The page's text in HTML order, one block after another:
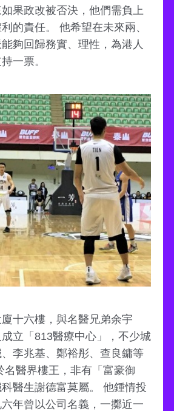
果政改被否決，他們需負上
的責任。 他希望在未來兩、
夠回歸務實、理性，為港人
一票。
十六樓，與名醫兄弟余宇
立「813醫療中心」，不少城
李兆基、鄭裕彤、查良鏞等
名醫界樓王，非有「富豪御
醫生謝德富莫屬。 他鍾情投
年曾以公司名義，一擲近一